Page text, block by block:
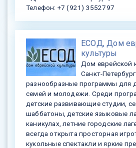
Телефон: +7 (921) 3552797
ЕСОД, Дом
культуры
Дом еврейской
Санкт-
разнообразные программы для
семей и молодежи. Среди
детские развивающие студии,
шаббатоны, детские языковые
каникулах, летние городские
всегда открыта просторная
кукольные спектакли и яркие